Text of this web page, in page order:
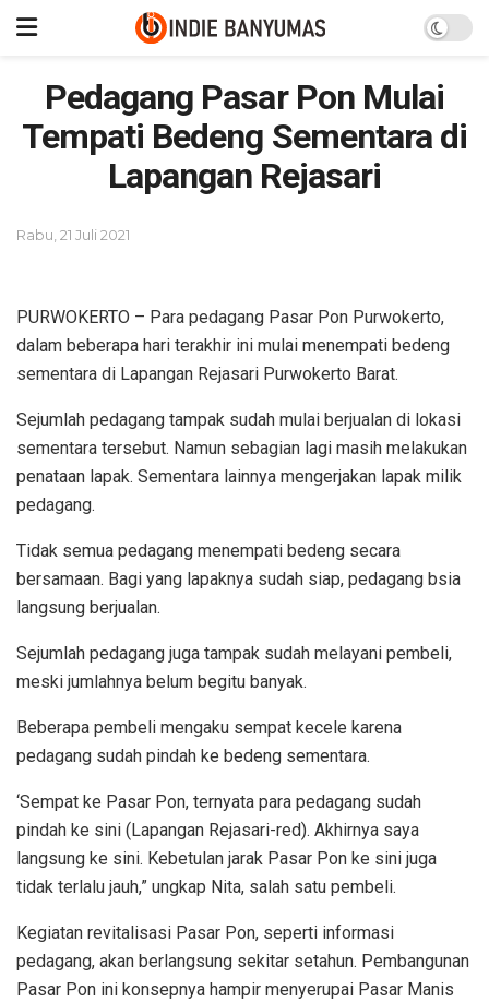
Pedagang Pasar Pon Mulai
Tempati Bedeng Sementara di
Lapangan Rejasari
Rabu, 21 Juli 2021
PURWOKERTO – Para pedagang Pasar Pon Purwokerto,
dalam beberapa hari terakhir ini mulai menempati bedeng
sementara di Lapangan Rejasari Purwokerto Barat.
Sejumlah pedagang tampak sudah mulai berjualan di lokasi
sementara tersebut. Namun sebagian lagi masih melakukan
penataan lapak. Sementara lainnya mengerjakan lapak milik
pedagang.
Tidak semua pedagang menempati bedeng secara
bersamaan. Bagi yang lapaknya sudah siap, pedagang bsia
langsung berjualan.
Sejumlah pedagang juga tampak sudah melayani pembeli,
meski jumlahnya belum begitu banyak.
Beberapa pembeli mengaku sempat kecele karena
pedagang sudah pindah ke bedeng sementara.
‘Sempat ke Pasar Pon, ternyata para pedagang sudah
pindah ke sini (Lapangan Rejasari-red). Akhirnya saya
langsung ke sini. Kebetulan jarak Pasar Pon ke sini juga
tidak terlalu jauh,” ungkap Nita, salah satu pembeli.
Kegiatan revitalisasi Pasar Pon, seperti informasi
pedagang, akan berlangsung sekitar setahun. Pembangunan
Pasar Pon ini konsepnya hampir menyerupai Pasar Manis